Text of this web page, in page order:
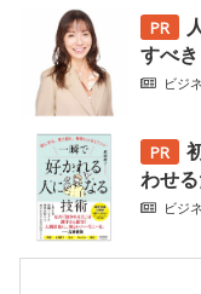
すべ
ビジ
わせ
ビジ